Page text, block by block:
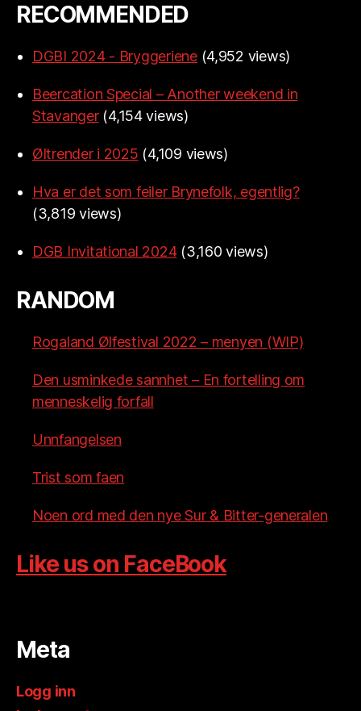
RECOMMENDED
DGBI 2024 - Bryggeriene (4,952 views)
Beercation Special – Another weekend in
Stavanger (4,154 views)
Øltrender i 2025 (4,109 views)
Hva er det som feiler Brynefolk, egentlig?
(3,819 views)
DGB Invitational 2024 (3,160 views)
RANDOM
Rogaland Ølfestival 2022 – menyen (WIP)
Den usminkede sannhet – En fortelling om
menneskelig forfall
Unnfangelsen
Trist som faen
Noen ord med den nye Sur & Bitter-generalen
Like us on FaceBook
Meta
Logg inn